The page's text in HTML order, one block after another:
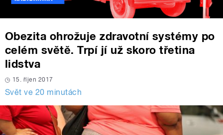
Obezita ohrožuje zdravotní systémy po
celém světě. Trpí jí už skoro třetina
lidstva
15. říjen 2017
Svět ve 20 minutách